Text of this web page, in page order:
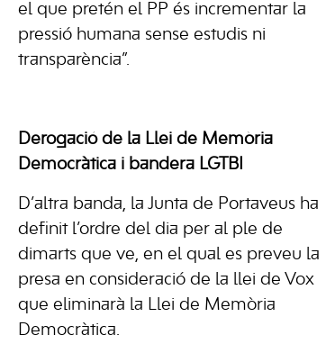
el que pretén el PP és incrementar la
pressió humana sense estudis ni
transparència”.
Derogació de la Llei de Memòria
Democràtica i bandera LGTBI
D’altra banda, la Junta de Portaveus ha
definit l’ordre del dia per al ple de
dimarts que ve, en el qual es preveu la
presa en consideració de la llei de Vox
que eliminarà la Llei de Memòria
Democràtica.